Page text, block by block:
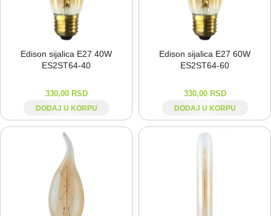
Edison sijalica E27 40W
ES2ST64-⁠40
330,00 RSD
DODAJ U KORPU
Edison sijalica E27 60W
ES2ST64-⁠60
330,00 RSD
DODAJ U KORPU